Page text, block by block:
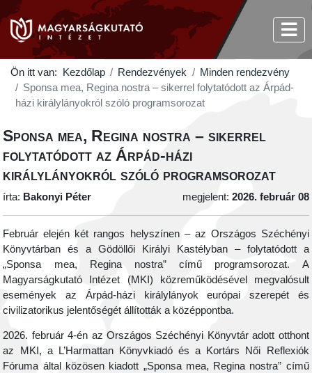
Ön itt van: Kezdőlap Rendezvények
Minden rendezvény
Sponsa mea, Regina nostra – sikerrel folytatódott az Árpád-
házi királylányokról szóló programsorozat
Sponsa mea, Regina nostra – sikerrel
folytatódott az Árpád-házi
királylányokról szóló programsorozat
írta: Bakonyi Péter megjelent: 2026. február 08
Február elején két rangos helyszínen – az Országos Széchényi
Könyvtárban és a Gödöllői Királyi Kastélyban – folytatódott a
„Sponsa mea, Regina nostra” című programsorozat. A
Magyarságkutató Intézet (MKI) közreműködésével megvalósult
események az Árpád-házi királylányok európai szerepét és
civilizatorikus jelentőségét állították a középpontba.
2026. február 4-én az Országos Széchényi Könyvtár adott otthont
az MKI, a L’Harmattan Könyvkiadó és a Kortárs Női Reflexiók
Fóruma által közösen kiadott „Sponsa mea, Regina nostra” című